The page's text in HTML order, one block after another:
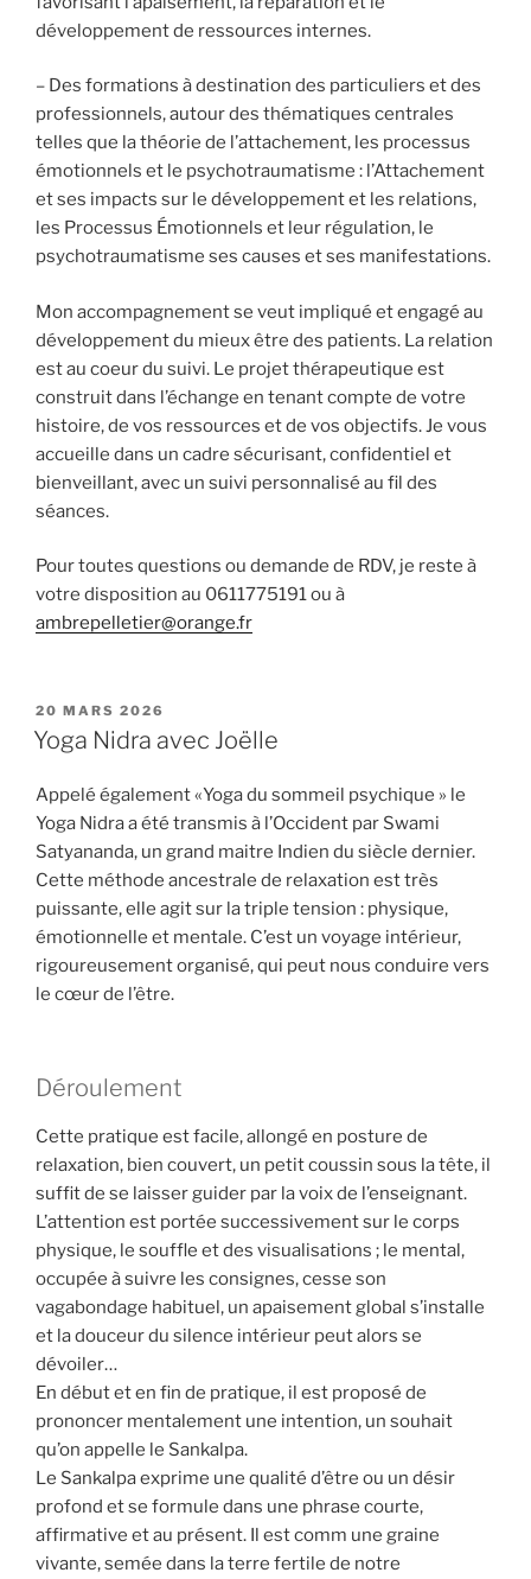
développement de ressources internes.
– Des formations à destination des particuliers et des
professionnels, autour des thématiques centrales
telles que la théorie de l’attachement, les processus
émotionnels et le psychotraumatisme : l’Attachement
et ses impacts sur le développement et les relations,
les Processus Émotionnels et leur régulation, le
psychotraumatisme ses causes et ses manifestations.
Mon accompagnement se veut impliqué et engagé au
développement du mieux être des patients. La relation
est au coeur du suivi. Le projet thérapeutique est
construit dans l’échange en tenant compte de votre
histoire, de vos ressources et de vos objectifs. Je vous
accueille dans un cadre sécurisant, confidentiel et
bienveillant, avec un suivi personnalisé au fil des
séances.
Pour toutes questions ou demande de RDV, je reste à
votre disposition au 0611775191 ou à
ambrepelletier@orange.fr
PUBLIÉ
LE
20 MARS 2026
Yoga Nidra avec Joëlle
Appelé également «Yoga du sommeil psychique » le
Yoga Nidra a été transmis à l’Occident par Swami
Satyananda, un grand maitre Indien du siècle dernier.
Cette méthode ancestrale de relaxation est très
puissante, elle agit sur la triple tension : physique,
émotionnelle et mentale. C’est un voyage intérieur,
rigoureusement organisé, qui peut nous conduire vers
le cœur de l’être.
Déroulement
Cette pratique est facile, allongé en posture de
relaxation, bien couvert, un petit coussin sous la tête, il
suffit de se laisser guider par la voix de l’enseignant.
L’attention est portée successivement sur le corps
physique, le souffle et des visualisations ; le mental,
occupée à suivre les consignes, cesse son
vagabondage habituel, un apaisement global s’installe
et la douceur du silence intérieur peut alors se
dévoiler…
En début et en fin de pratique, il est proposé de
prononcer mentalement une intention, un souhait
qu’on appelle le Sankalpa.
Le Sankalpa exprime une qualité d’être ou un désir
profond et se formule dans une phrase courte,
affirmative et au présent. Il est comm une graine
vivante, semée dans la terre fertile de notre